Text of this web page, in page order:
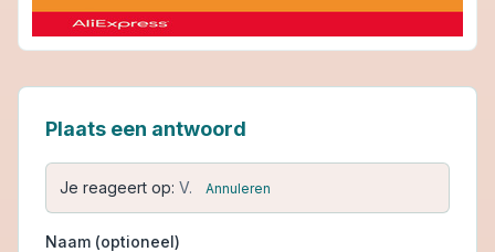
Plaats een antwoord
Je reageert op: V. Annuleren
Naam (optioneel)